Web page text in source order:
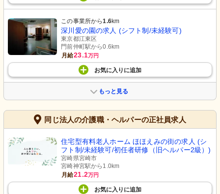
この事業所から1.6km
深川愛の園の求人 (シフト制/未経験可)
東京都江東区
門前仲町駅から0.6km
月給23.1万円
お気に入り に追加
もっと見る
同じ法人の介護職・ヘルパーの正社員求人
住宅型有料老人ホーム ほほえみの街の求人 (シ
フト制/未経験可/初任者研修（旧ヘルパー2級）)
宮崎県宮崎市
宮崎神宮駅から1.0km
月給21.2万円
お気に入り に追加